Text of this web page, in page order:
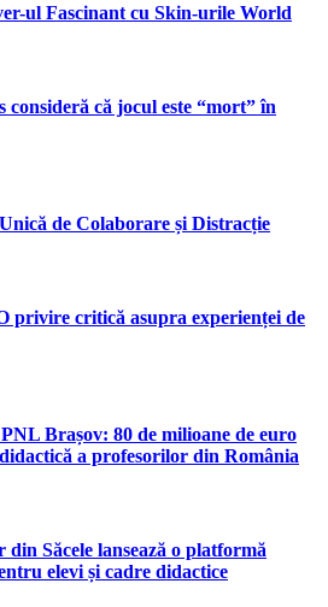
ul Fascinant cu Skin-urile World
consideră că jocul este “mort” în
de Colaborare și Distracție
privire critică asupra experienței de
Brașov: 80 de milioane de euro
a profesorilor din România
Săcele lansează o platformă
elevi și cadre didactice